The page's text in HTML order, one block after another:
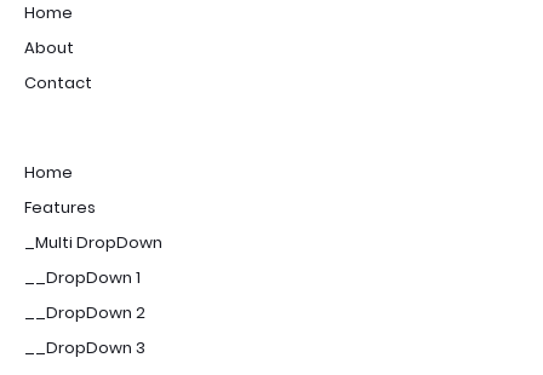
Home
About
Contact
Home
Features
_Multi DropDown
__DropDown 1
__DropDown 2
__DropDown 3